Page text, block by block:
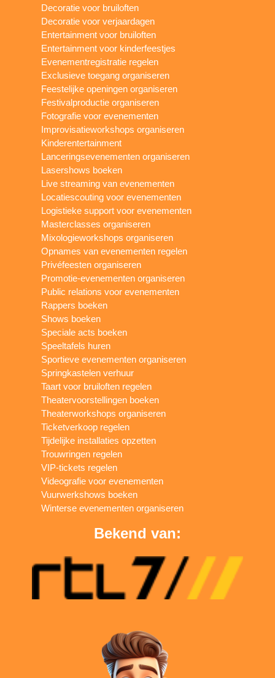
Decoratie voor bruiloften
Decoratie voor verjaardagen
Entertainment voor bruiloften
Entertainment voor kinderfeestjes
Evenementregistratie regelen
Exclusieve toegang organiseren
Feestelijke openingen organiseren
Festivalproductie organiseren
Fotografie voor evenementen
Improvisatieworkshops organiseren
Kinderentertainment
Lanceringsevenementen organiseren
Lasershows boeken
Live streaming van evenementen
Locatiescouting voor evenementen
Logistieke support voor evenementen
Masterclasses organiseren
Mixologieworkshops organiseren
Opnames van evenementen regelen
Privéfeesten organiseren
Promotie-evenementen organiseren
Public relations voor evenementen
Rappers boeken
Shows boeken
Speciale acts boeken
Speeltafels huren
Sportieve evenementen organiseren
Springkastelen verhuur
Taart voor bruiloften regelen
Theatervoorstellingen boeken
Theaterworkshops organiseren
Ticketverkoop regelen
Tijdelijke installaties opzetten
Trouwringen regelen
VIP-tickets regelen
Videografie voor evenementen
Vuurwerkshows boeken
Winterse evenementen organiseren
Bekend van: